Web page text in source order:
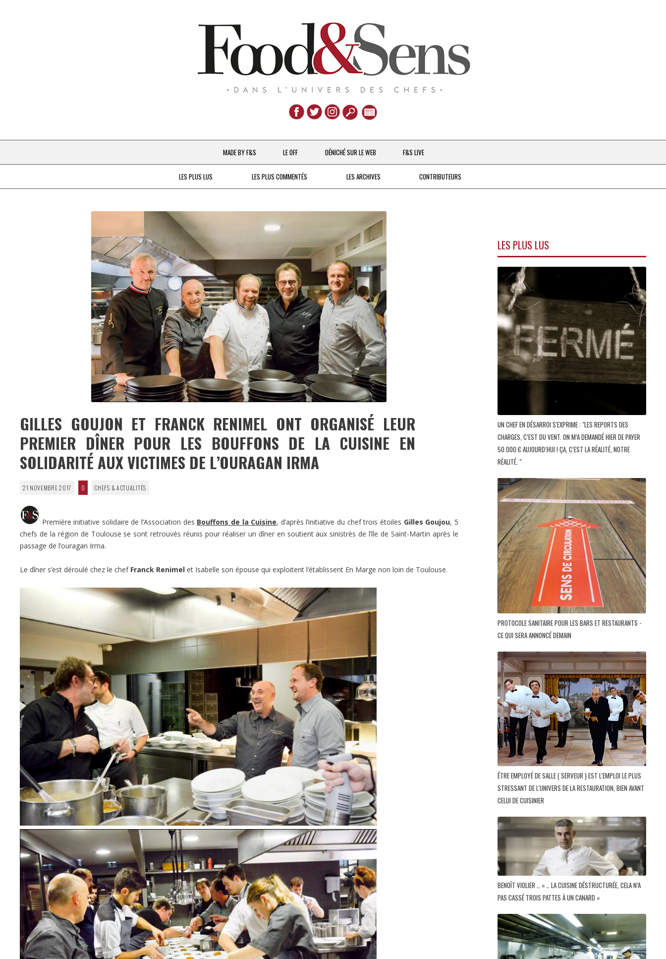
Aller
au
contenu
MADE BY F&S
CHEFS & ACTUALITÉS
DESTIN DE FEMME
LE OFF DÉNICHÉ SUR LE WEB F&S LIVE
LES PLUS LUS LES PLUS COMMENTÉS LES ARCHIVES
DEPUIS 2016
CONTRIBUTEURS
GILLES GOUJON ET FRANCK RENIMEL ONT ORGANISÉ LEUR
PREMIER DÎNER POUR LES BOUFFONS DE LA CUISINE EN
SOLIDARITÉ AUX VICTIMES DE L’OURAGAN IRMA
21 NOVEMBRE 2017 0 CHEFS & ACTUALITÉS
Première initiative solidaire de l’Association des Bouffons de la Cuisine, d’après l’initiative du chef trois étoiles Gilles Goujou, 5
chefs de la région de Toulouse se sont retrouvés réunis pour réaliser un dîner en soutient aux sinistrès de l’île de Saint-Martin après le
passage de l’ouragan Irma.
Le dîner s’est déroulé chez le chef Franck Renimel et Isabelle son épouse qui exploitent l’établissent En Marge non loin de Toulouse.
LES PLUS LUS
UN CHEF EN DÉSARROI S'EXPRIME : "LES REPORTS DES
CHARGES, C’EST DU VENT. ON M’A DEMANDÉ HIER DE PAYER
50.000 € AUJOURD’HUI ! ÇA, C’EST LA RÉALITÉ, NOTRE
RÉALITÉ. "
PROTOCOLE SANITAIRE POUR LES BARS ET RESTAURANTS -
CE QUI SERA ANNONCÉ DEMAIN
ÊTRE EMPLOYÉ DE SALLE ( SERVEUR ) EST L'EMPLOI LE PLUS
STRESSANT DE L'UNIVERS DE LA RESTAURATION, BIEN AVANT
CELUI DE CUISINIER
BENOÎT VIOLIER … « … LA CUISINE DÉSTRUCTURÉE, CELA N’A
PAS CASSÉ TROIS PATTES À UN CANARD «